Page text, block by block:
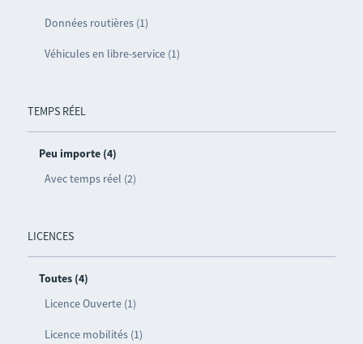
Données routières (1)
Véhicules en libre-service (1)
TEMPS RÉEL
Peu importe (4)
Avec temps réel (2)
LICENCES
Toutes (4)
Licence Ouverte (1)
Licence mobilités (1)